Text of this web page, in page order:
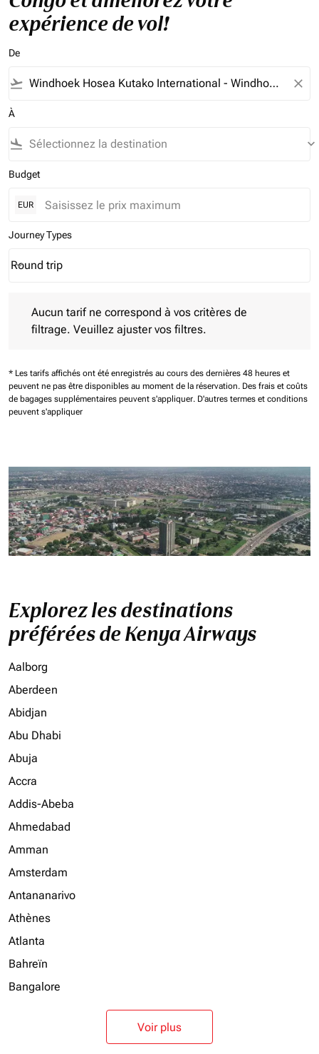
expérience de vol!
De
flight_takeoff close
À
flight_land keyboard_arrow_down
Budget
EUR
Journey Types
Journey Types option Round trip Selected
Round trip
keyboard_arrow_down
Aucun tarif ne correspond à vos critères de
filtrage. Veuillez ajuster vos filtres.
* Les tarifs affichés ont été enregistrés au cours des dernières 48 heures et
peuvent ne pas être disponibles au moment de la réservation. Des frais et coûts
de bagages supplémentaires peuvent s'appliquer. D'autres termes et conditions
peuvent s'appliquer
Explorez les destinations
préférées de Kenya Airways
Aalborg
Aberdeen
Abidjan
Abu Dhabi
Abuja
Accra
Addis-Abeba
Ahmedabad
Amman
Amsterdam
Antananarivo
Athènes
Atlanta
Bahreïn
Bangalore
Voir plus